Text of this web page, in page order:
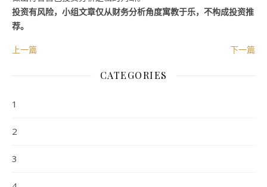
投资有风险，小组文章仅从财务分析角度寓教于乐，不构成投资推
荐。
上一篇 下一篇
CATEGORIES
1
2
3